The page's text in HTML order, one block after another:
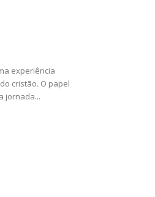
experiência
cristão. O papel
jornada...